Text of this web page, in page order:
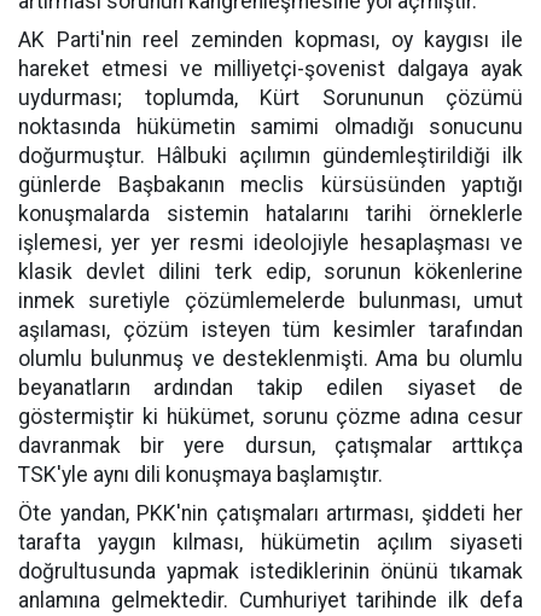
AK Parti'nin reel zeminden kopması, oy kaygısı ile
hareket etmesi ve milliyetçi-şovenist dalgaya ayak
uydurması; toplumda, Kürt Sorununun çözümü
noktasında hükümetin samimi olmadığı sonucunu
doğurmuştur. Hâlbuki açılımın gündemleştirildiği ilk
günlerde Başbakanın meclis kürsüsünden yaptığı
konuşmalarda sistemin hatalarını tarihi örneklerle
işlemesi, yer yer resmi ideolojiyle hesaplaşması ve
klasik devlet dilini terk edip, sorunun kökenlerine
inmek suretiyle çözümlemelerde bulunması, umut
aşılaması, çözüm isteyen tüm kesimler tarafından
olumlu bulunmuş ve desteklenmişti. Ama bu olumlu
beyanatların ardından takip edilen siyaset de
göstermiştir ki hükümet, sorunu çözme adına cesur
davranmak bir yere dursun, çatışmalar arttıkça
TSK'yle aynı dili konuşmaya başlamıştır.
Öte yandan, PKK'nin çatışmaları artırması, şiddeti her
tarafta yaygın kılması, hükümetin açılım siyaseti
doğrultusunda yapmak istediklerinin önünü tıkamak
anlamına gelmektedir. Cumhuriyet tarihinde ilk defa